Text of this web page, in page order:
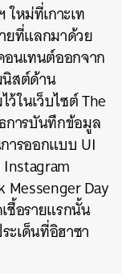
หม่ที่เกาะเท
ยที่แลกมาด้วย
นเทนต์ออกจาก
นิสต์ด้าน
ในเว็บไซต์ The
การบันทึกข้อมูล
ารออกแบบ UI
Messenger Day
ชื้อรายแรกนั้น
ะเด็นที่อิฮาซา